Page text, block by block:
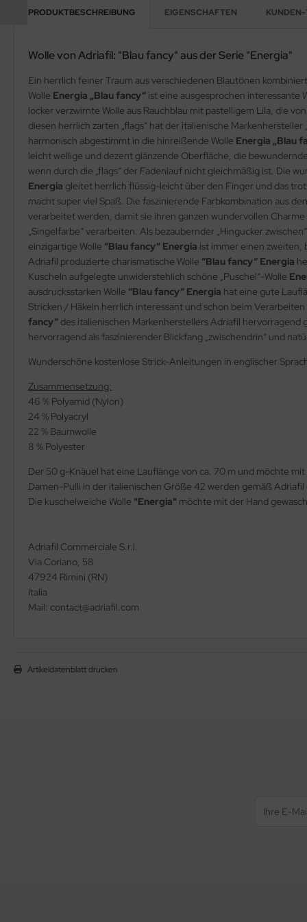
PRODUKTBESCHREIBUNG EIGENSCHAFTEN
Wolle von Adriafil: "Blau fancy" aus der Serie "Energia"
Ein herrlich feiner Traum aus verschiedenen Blautönen
Wolle Energia „Blau fancy“ ist eine ausgesprochen interessante
locker verzwirnte Wolle aus Rauchblau mit pastelligem Lila, die
diesen herrlich zarten „flags“ hat der italienische
harmonisch abgestimmt in die hinreißende Wolle Energia „Blau
leicht wellige und dezent glänzende Oberfläche, die
wenn durch die „flags“ der Fadenlauf nicht gleichmäßig ist. Die
Energia gleitet herrlich flüssig-leicht über den Finger und das
macht super viel Spaß. Die faszinierende Farbkombination aus
verarbeitet werden, damit sie ihren ganzen wundervollen
„Singelfarbe“ verarbeiten. Als bezaubernder „Hingucker
einzigartige Wolle “Blau fancy“ Energia ist immer einen zweiten,
Adriafil produzierte charismatische Wolle “Blau fancy“ Energia
Kuscheln aufgelegte unwiderstehlich schöne „Puschel“-Wolle
ausdrucksstarken Wolle “Blau fancy“ Energia hat eine gute
Stricken / Häkeln herrlich interessant und schon beim
fancy“ des italienischen Markenherstellers Adriafil hervorragend
hervorragend als faszinierender Blickfang „zwischendrin“ und
Wunderschöne kostenlose Strick-Anleitungen in englischer
Zusammensetzung:
46 % Polyamid (Nylon)
24 % Polyacryl
22 % Baumwolle
8 % Polyester
Der 50 g-Knäuel hat eine Lauflänge von ca. 70 m und möchte
Damen-Pulli in der italienischen Größe 42 werden gemäß Adriafil
Die kuschelweiche Wolle "Energia" möchte mit der Hand
Adriafil Commerciale S.r.l.
Via Coriano, 58
47924 Rimini (RN)
Italia
Mail: contact@adriafil.com
Artikeldatenblatt drucken